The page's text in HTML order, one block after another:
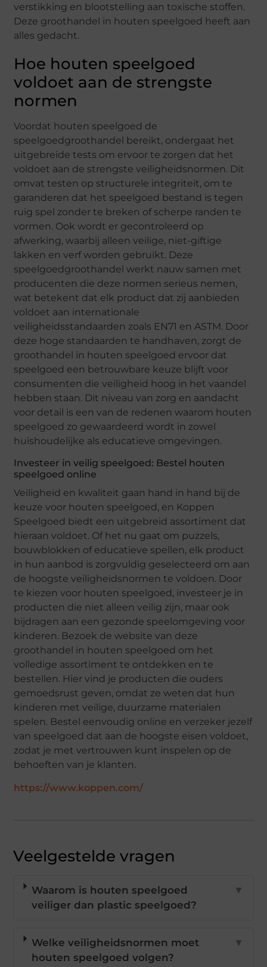
verstikking en blootstelling aan toxische stoffen.
Deze groothandel in houten speelgoed heeft aan
alles gedacht.
Hoe houten speelgoed
voldoet aan de strengste
normen
Voordat houten speelgoed de
speelgoedgroothandel bereikt, ondergaat het
uitgebreide tests om ervoor te zorgen dat het
voldoet aan de strengste veiligheidsnormen. Dit
omvat testen op structurele integriteit, om te
garanderen dat het speelgoed bestand is tegen
ruig spel zonder te breken of scherpe randen te
vormen. Ook wordt er gecontroleerd op
afwerking, waarbij alleen veilige, niet-giftige
lakken en verf worden gebruikt. Deze
speelgoedgroothandel werkt nauw samen met
producenten die deze normen serieus nemen,
wat betekent dat elk product dat zij aanbieden
voldoet aan internationale
veiligheidsstandaarden zoals EN71 en ASTM. Door
deze hoge standaarden te handhaven, zorgt de
groothandel in houten speelgoed ervoor dat
speelgoed een betrouwbare keuze blijft voor
consumenten die veiligheid hoog in het vaandel
hebben staan. Dit niveau van zorg en aandacht
voor detail is een van de redenen waarom houten
speelgoed zo gewaardeerd wordt in zowel
huishoudelijke als educatieve omgevingen.
Investeer in veilig speelgoed: Bestel houten
speelgoed online
Veiligheid en kwaliteit gaan hand in hand bij de
keuze voor houten speelgoed, en Koppen
Speelgoed biedt een uitgebreid assortiment dat
hieraan voldoet. Of het nu gaat om puzzels,
bouwblokken of educatieve spellen, elk product
in hun aanbod is zorgvuldig geselecteerd om aan
de hoogste veiligheidsnormen te voldoen. Door
te kiezen voor houten speelgoed, investeer je in
producten die niet alleen veilig zijn, maar ook
bijdragen aan een gezonde speelomgeving voor
kinderen. Bezoek de website van deze
groothandel in houten speelgoed om het
volledige assortiment te ontdekken en te
bestellen. Hier vind je producten die ouders
gemoedsrust geven, omdat ze weten dat hun
kinderen met veilige, duurzame materialen
spelen. Bestel eenvoudig online en verzeker jezelf
van speelgoed dat aan de hoogste eisen voldoet,
zodat je met vertrouwen kunt inspelen op de
behoeften van je klanten.
https://www.koppen.com/
Veelgestelde vragen
Waarom is houten speelgoed
veiliger dan plastic speelgoed?
▼
Welke veiligheidsnormen moet
houten speelgoed volgen?
▼